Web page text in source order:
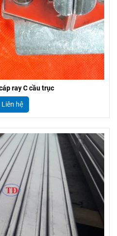
ray C cầu trục
Liên hệ